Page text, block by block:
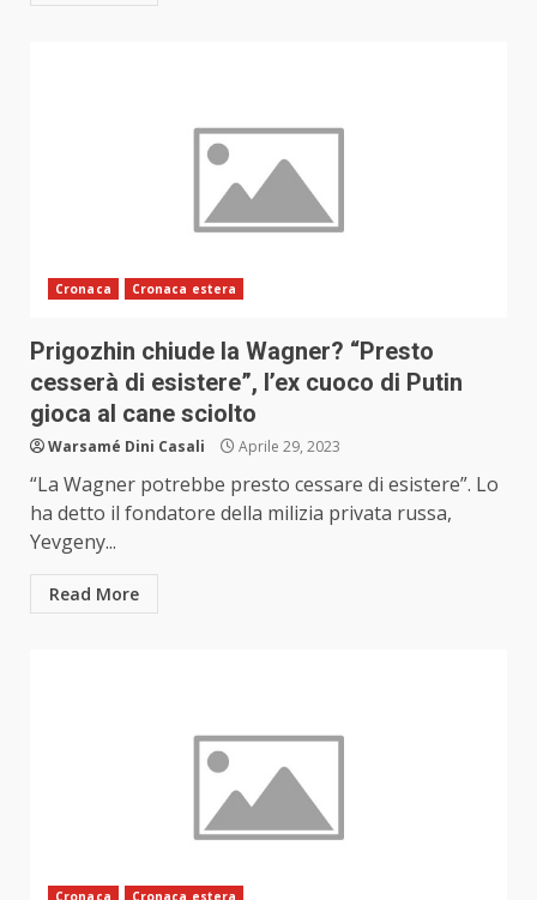
Cronaca Cronaca estera
Prigozhin chiude la Wagner? “Presto
cesserà di esistere”, l’ex cuoco di Putin
gioca al cane sciolto
Warsamé Dini Casali Aprile 29, 2023
“La Wagner potrebbe presto cessare di esistere”. Lo
ha detto il fondatore della milizia privata russa,
Yevgeny...
Read More
Cronaca Cronaca estera